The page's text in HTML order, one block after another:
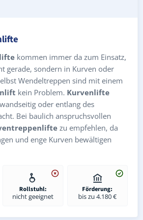
kommen immer da zum Einsatz,
gerade, sondern in Kurven oder
Wendeltreppen sind mit einem
kein Problem. Kurvenlifte
oder entlang des
Bei baulich anspruchsvollen
zu empfehlen, da
und enge Kurven bewältigen
Rollstuhl:
nicht geeignet
Förderung:
bis zu 4.180 €